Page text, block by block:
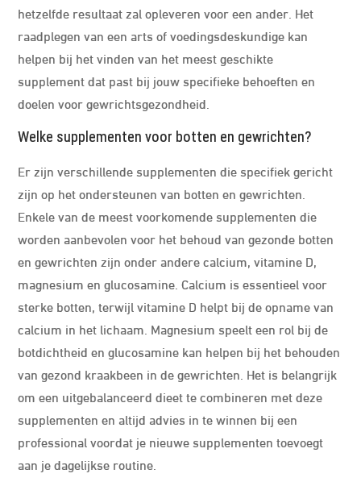
hetzelfde resultaat zal opleveren voor een ander. Het
raadplegen van een arts of voedingsdeskundige kan
helpen bij het vinden van het meest geschikte
supplement dat past bij jouw specifieke behoeften en
doelen voor gewrichtsgezondheid.
Welke supplementen voor botten en gewrichten?
Er zijn verschillende supplementen die specifiek gericht
zijn op het ondersteunen van botten en gewrichten.
Enkele van de meest voorkomende supplementen die
worden aanbevolen voor het behoud van gezonde botten
en gewrichten zijn onder andere calcium, vitamine D,
magnesium en glucosamine. Calcium is essentieel voor
sterke botten, terwijl vitamine D helpt bij de opname van
calcium in het lichaam. Magnesium speelt een rol bij de
botdichtheid en glucosamine kan helpen bij het behouden
van gezond kraakbeen in de gewrichten. Het is belangrijk
om een uitgebalanceerd dieet te combineren met deze
supplementen en altijd advies in te winnen bij een
professional voordat je nieuwe supplementen toevoegt
aan je dagelijkse routine.